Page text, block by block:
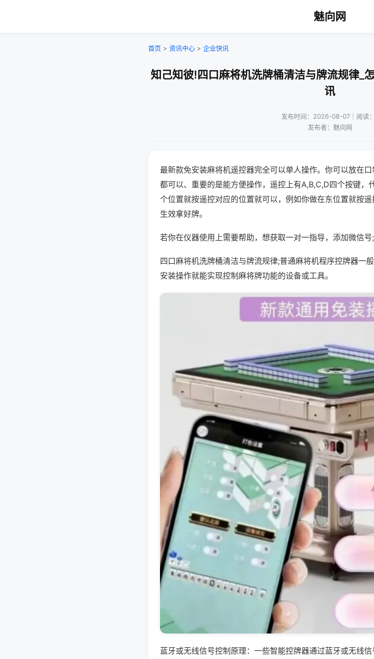
魅向网
首页 > 资讯中心 > 企业快讯
知己知彼!四口麻将机洗牌桶清洁与牌流规律_
讯
发布时间：2026-08-07｜阅读
发布者：魅向网
最新款免安装麻将机遥控器完全可以单人操作。你可以放在
都可以、重要的是能方便操作，遥控上有A,B,C,D四个按键，
个位置就按遥控对应的位置就可以，例如你做在东位置就按
生效拿好牌。
若你在仪器使用上需要帮助，想获取一对一指导，添加微信号
四口麻将机洗牌桶清洁与牌流规律;普通麻将机程序控牌器一
安装操作就能实现控制麻将牌功能的设备或工具。
蓝牙或无线信号控制原理：一些智能控牌器通过蓝牙或无线